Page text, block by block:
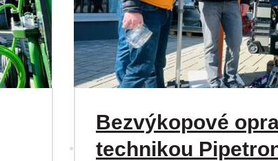
Bezvýkopové
technikou